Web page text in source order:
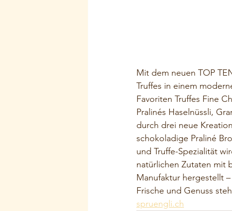
Mit dem neuen TOP
Truffes in einem
Favoriten Truffes Fine
Pralinés Haselnüssli,
durch drei neue
schokoladige Praliné
und Truffe-Spezialität
natürlichen Zutaten mit
Manufaktur hergestellt
Frische und Genuss
spruengli.ch